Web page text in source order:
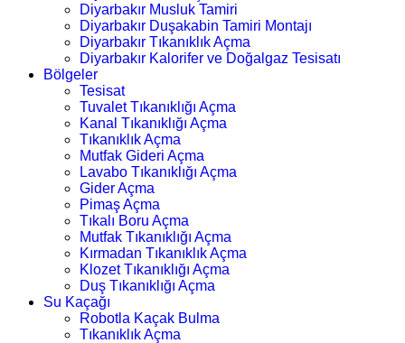
Diyarbakır Musluk Tamiri
Diyarbakır Duşakabin Tamiri Montajı
Diyarbakır Tıkanıklık Açma
Diyarbakır Kalorifer ve Doğalgaz Tesisatı
Bölgeler
Tesisat
Tuvalet Tıkanıklığı Açma
Kanal Tıkanıklığı Açma
Tıkanıklık Açma
Mutfak Gideri Açma
Lavabo Tıkanıklığı Açma
Gider Açma
Pimaş Açma
Tıkalı Boru Açma
Mutfak Tıkanıklığı Açma
Kırmadan Tıkanıklık Açma
Klozet Tıkanıklığı Açma
Duş Tıkanıklığı Açma
Su Kaçağı
Robotla Kaçak Bulma
Tıkanıklık Açma